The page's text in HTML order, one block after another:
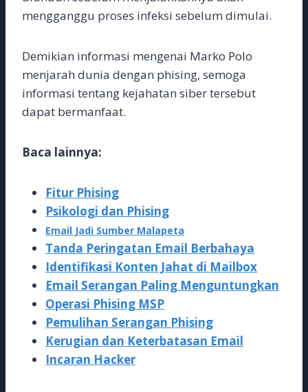
mengganggu proses infeksi sebelum dimulai.
Demikian informasi mengenai Marko Polo
menjarah dunia dengan phising, semoga
informasi tentang kejahatan siber tersebut
dapat bermanfaat.
Baca lainnya:
Fitur Phising
Psikologi dan Phising
Email Jadi Sumber Malapeta
Tanda Peringatan Email Berbahaya
Identifikasi Konten Jahat di Mailbox
Email Serangan Paling Menguntungkan
Operasi Phising MSP
Pemulihan Serangan Phising
Kerugian dan Keterbatasan Email
Incaran Hacker